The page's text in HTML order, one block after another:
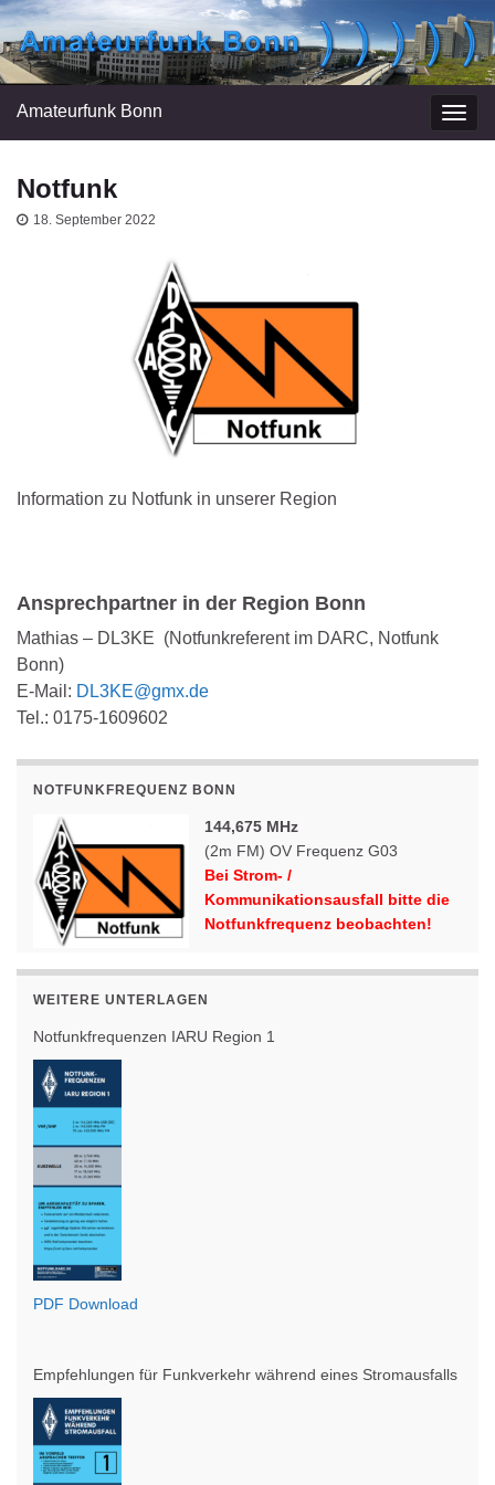
Amateurfunk Bonn
Notfunk
18. September 2022
Information zu Notfunk in unserer Region
Ansprechpartner in der Region Bonn
Mathias – DL3KE (Notfunkreferent im DARC, Notfunk
Bonn)
E-Mail: DL3KE@gmx.de
Tel.: 0175-1609602
NOTFUNKFREQUENZ BONN
144,675 MHz
(2m FM) OV Frequenz G03
Bei Strom- /
Kommunikationsausfall bitte die
Notfunkfrequenz beobachten!
WEITERE UNTERLAGEN
Notfunkfrequenzen IARU Region 1
PDF Download
Empfehlungen für Funkverkehr während eines Stromausfalls